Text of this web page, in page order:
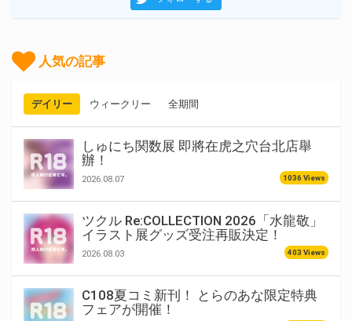
人気の記事
デイリー ウィークリー 全期間
しゅにち関数展 即將在虎之穴台北店舉
辦！
2026.08.07 1036 Views
ツクル Re:COLLECTION 2026「水龍敬」
イラスト展グッズ受注再販決定！
2026.08.03 403 Views
C108夏コミ新刊！ とらのあな限定特典
フェアが開催！